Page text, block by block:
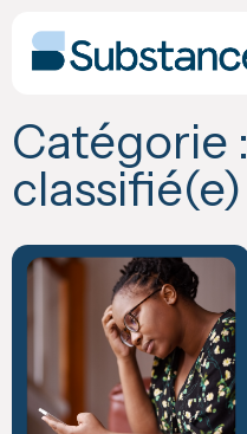
content
Catégorie :
classifié(e)